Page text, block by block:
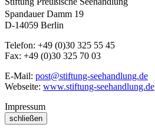
Spandauer Damm 19
D-14059 Berlin
Telefon: +49 (0)30 325 55 45
Fax: +49 (0)30 325 70 03
E-Mail: post@stiftung-seehandlung.de
Webseite: www.stiftung-seehandlung.de
Impressum
schließen